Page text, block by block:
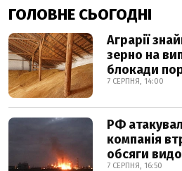
ГОЛОВНЕ СЬОГОДНІ
Аграрії
зерно на
блокади
7 СЕРПНЯ, 14:00
РФ
компанія
обсяги
7 СЕРПНЯ, 16:50